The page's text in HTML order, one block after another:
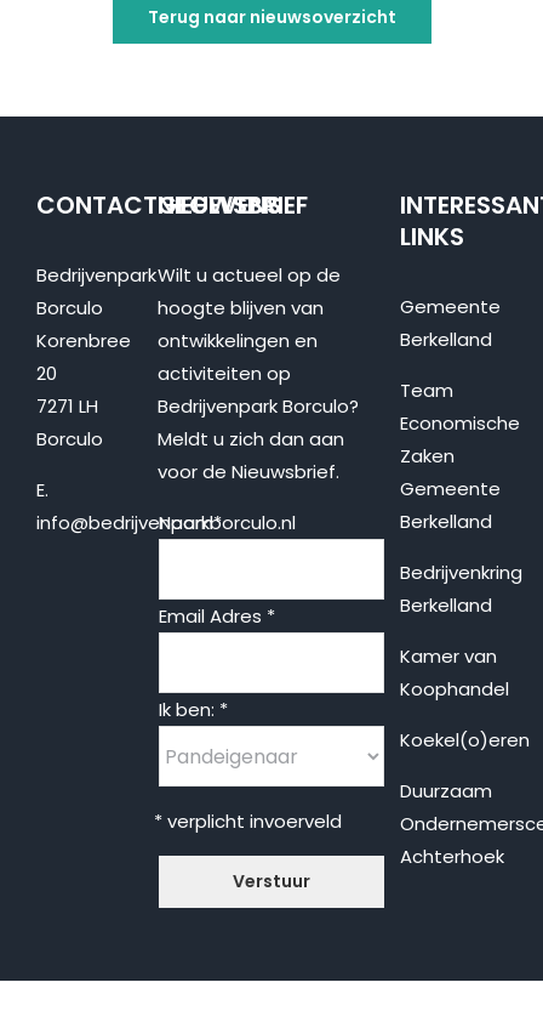
Terug naar nieuwsoverzicht
CONTACTGEGEVENS
Bedrijvenpark
Borculo
Korenbree
20
7271 LH
Borculo
E.
info@bedrijvenparkborculo.nl
NIEUWSBRIEF
Wilt u actueel op de
hoogte blijven van
ontwikkelingen en
activiteiten op
Bedrijvenpark Borculo?
Meldt u zich dan aan
voor de Nieuwsbrief.
Naam*
Email Adres *
Ik ben: *
* verplicht invoerveld
LINKS
Gemeente
Berkelland
Team
Economische
Zaken
Gemeente
Berkelland
Bedrijvenkring
Berkelland
Kamer van
Koophandel
Koekel(o)eren
Duurzaam
Achterhoek